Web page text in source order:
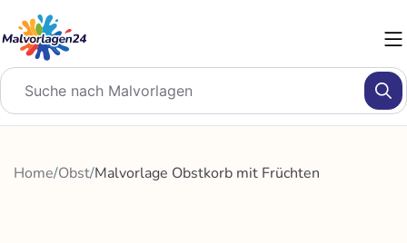
Inhalt
springen
Home/Obst/Malvorlage Obstkorb mit Früchten